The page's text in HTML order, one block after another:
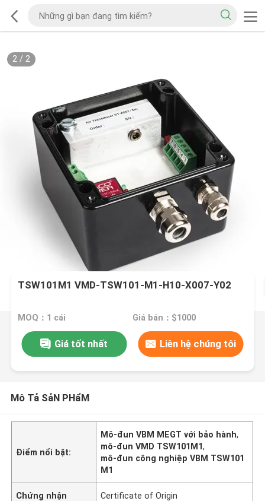
2/ 2
TSW101M1 VMD-TSW101-M1-H10-X007-Y02
MOQ：1 cái Giá bán：$1000
Giá tốt nhất Liên hệ chúng tôi
Mô Tả SảN PHẩM
Điểm nổi bật:
Mô-đun VBM MEGT với bảo hành,
mô-đun VMD TSW101M1,
mô-đun công nghiệp VBM TSW101
M1
Chứng nhận Certificate of Origin